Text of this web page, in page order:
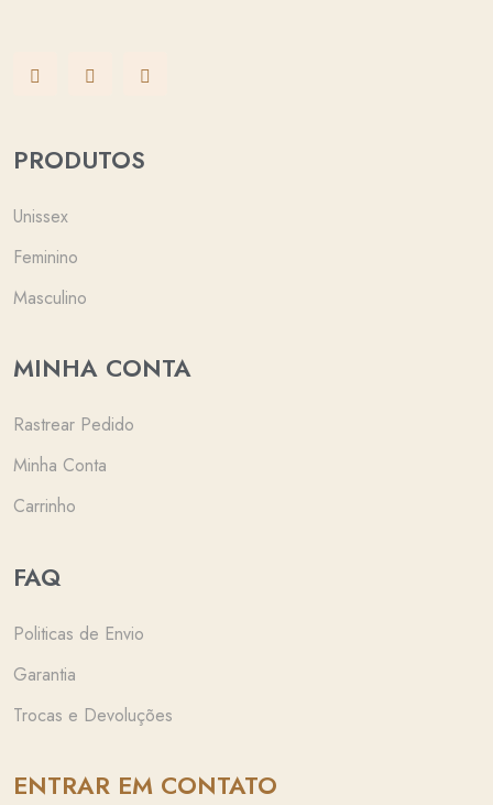
PRODUTOS
Unissex
Feminino
Masculino
MINHA CONTA
Rastrear Pedido
Minha Conta
Carrinho
FAQ
Politicas de Envio
Garantia
Trocas e Devoluções
ENTRAR EM CONTATO